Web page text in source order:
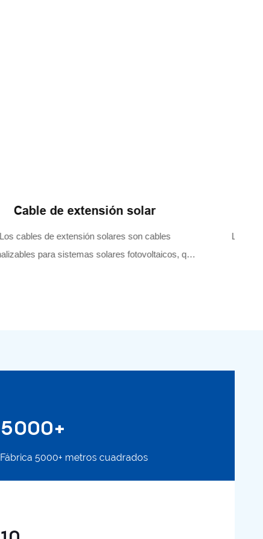
Conector de rama en T
Los conectores fotovoltaicos tipo T brindan importantes
garantías de seguridad y eficiencia para el
5000+
Fábrica 5000+ metros cuadrados